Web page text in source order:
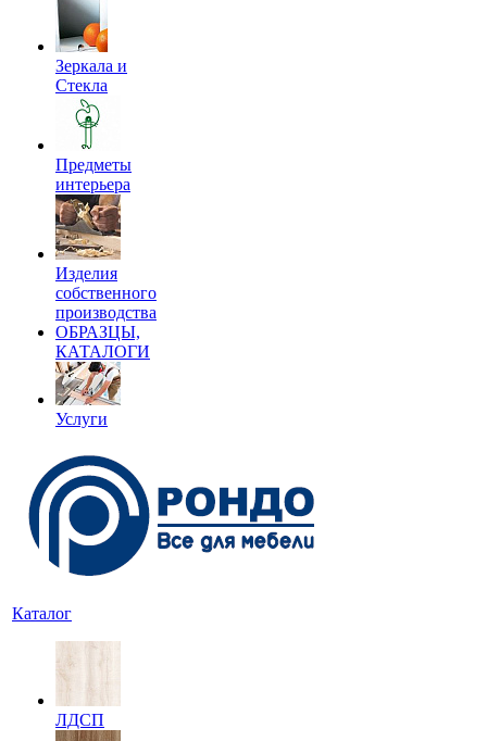
Зеркала и
Стекла
Предметы
интерьера
Изделия
собственного
производства
ОБРАЗЦЫ,
КАТАЛОГИ
Услуги
Каталог
ЛДСП